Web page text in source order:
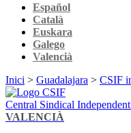
Español
Català
Euskara
Galego
Valencià
Inici > Guadalajara > CSIF
Central Sindical
VALENCIÀ